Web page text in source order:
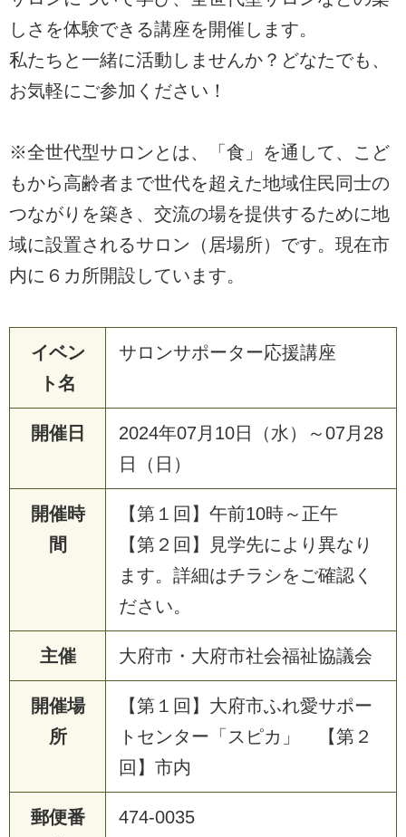
しさを体験できる講座を開催します。
私たちと一緒に活動しませんか？どなたでも、
お気軽にご参加ください！
※全世代型サロンとは、「食」を通して、こど
もから高齢者まで世代を超えた地域住民同士の
つながりを築き、交流の場を提供するために地
域に設置されるサロン（居場所）です。現在市
内に６カ所開設しています。
イベン
ト名
サロンサポーター応援講座
開催日
2024年07月10日（水）～07月28
日（日）
開催時
間
【第１回】午前10時～正午
【第２回】見学先により異なり
ます。詳細はチラシをご確認く
ださい。
主催 大府市・大府市社会福祉協議会
開催場
所
【第１回】大府市ふれ愛サポー
トセンター「スピカ」 【第２
回】市内
郵便番
474-0035